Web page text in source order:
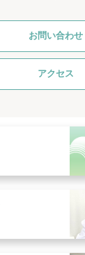
お問い合わせ
アクセス